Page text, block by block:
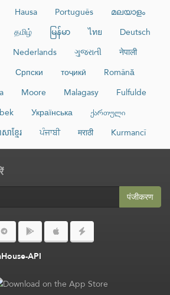
Hausa Português
മലയാളം
தமிழ் မြန်မာ ไทย
Deutsch
Nederlands ગુજરાતી
नेपाली
Српски тоҷикӣ
Română
Moore Malagasy
Fulfulde
Українська
ქართული
ាខ្មែរ ਪੰਜਾਬੀ मराठी Kurmancî
पंजीकरण
API